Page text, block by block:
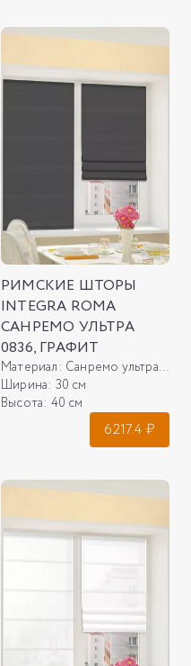
РИМСКИЕ ШТОРЫ
INTEGRA ROMA
САНРЕМО УЛЬТРА
0836, ГРАФИТ
Материал: Санремо ультра 0836, графит
Ширина: 30 см
Высота: 40 см
6217.4 ₽